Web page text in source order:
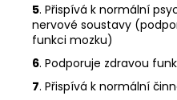
5. Přispívá k normální
nervové soustavy
funkci mozku)
6. Podporuje zdravou
7. Přispívá k normální